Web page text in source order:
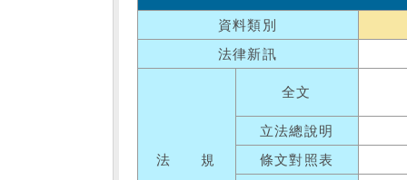
資料類別
法律新訊
法 規
全文
立法總說明
條文對照表